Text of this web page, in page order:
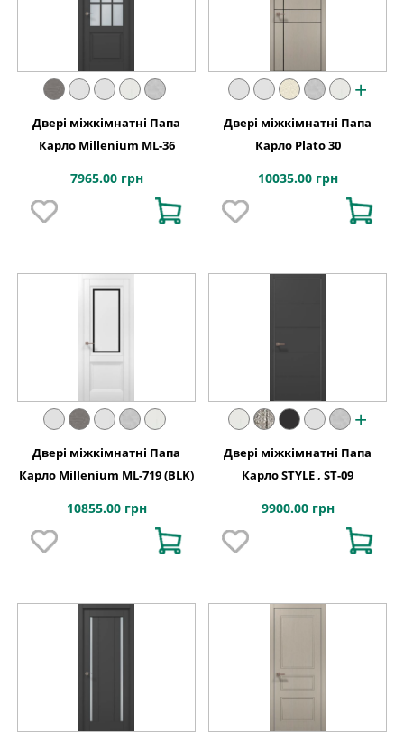
Двері міжкімнатні Папа
Карло Millenium ML-36
7965.00 грн
+
Двері міжкімнатні Папа
Карло Plato 30
10035.00 грн
Двері міжкімнатні Папа
Карло Millenium ML-719 (BLK)
10855.00 грн
+
Двері міжкімнатні Папа
Карло STYLE , ST-09
9900.00 грн